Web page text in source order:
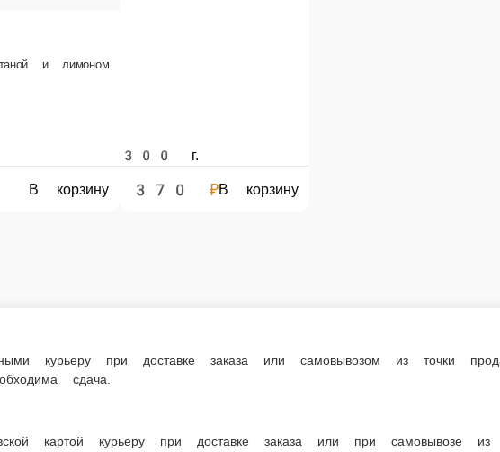
и лимоном
300 г.
370 ₽В корзину
при доставке заказа или самовывозом из точки продаж. При оформлении заказа
курьеру при доставке заказа или при самовывозе из точки продаж.